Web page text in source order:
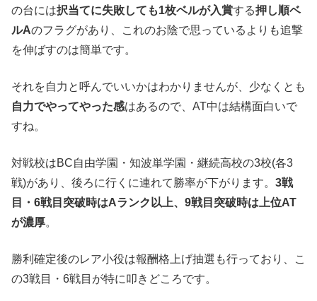
の台には択当てに失敗しても1枚ベルが入賞する押し順ベ
ルAのフラグがあり、これのお陰で思っているよりも追撃
を伸ばすのは簡単です。
それを自力と呼んでいいかはわかりませんが、少なくとも
自力でやってやった感はあるので、AT中は結構面白いで
すね。
対戦校はBC自由学園・知波単学園・継続高校の3校(各3
戦)があり、後ろに行くに連れて勝率が下がります。 3戦
目・6戦目突破時はAランク以上、9戦目突破時は上位AT
が濃厚。
勝利確定後のレア小役は報酬格上げ抽選も行っており、こ
の3戦目・6戦目が特に叩きどころです。